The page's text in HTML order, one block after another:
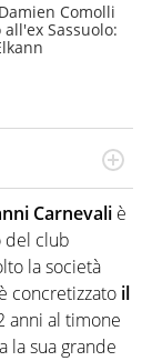
Comolli
Sassuolo:
per Virgilio
attento e
C
Carnevali è
del club
la società
concretizzato il
anni al timone
la sua grande